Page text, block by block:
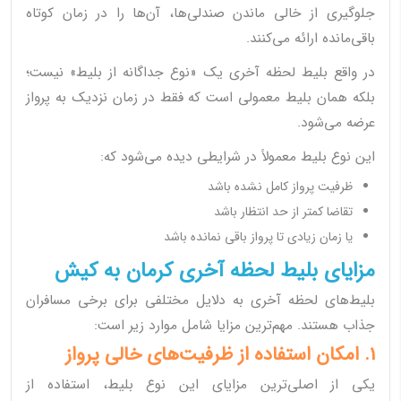
جلوگیری از خالی ماندن صندلی‌ها، آن‌ها را در زمان کوتاه
باقی‌مانده ارائه می‌کنند.
در واقع بلیط لحظه آخری یک «نوع جداگانه از بلیط» نیست؛
بلکه همان بلیط معمولی است که فقط در زمان نزدیک به پرواز
عرضه می‌شود.
این نوع بلیط معمولاً در شرایطی دیده می‌شود که:
ظرفیت پرواز کامل نشده باشد
تقاضا کمتر از حد انتظار باشد
یا زمان زیادی تا پرواز باقی نمانده باشد
مزایای بلیط لحظه آخری کرمان به کیش
بلیط‌های لحظه آخری به دلایل مختلفی برای برخی مسافران
جذاب هستند. مهم‌ترین مزایا شامل موارد زیر است:
1. امکان استفاده از ظرفیت‌های خالی پرواز
یکی از اصلی‌ترین مزایای این نوع بلیط، استفاده از